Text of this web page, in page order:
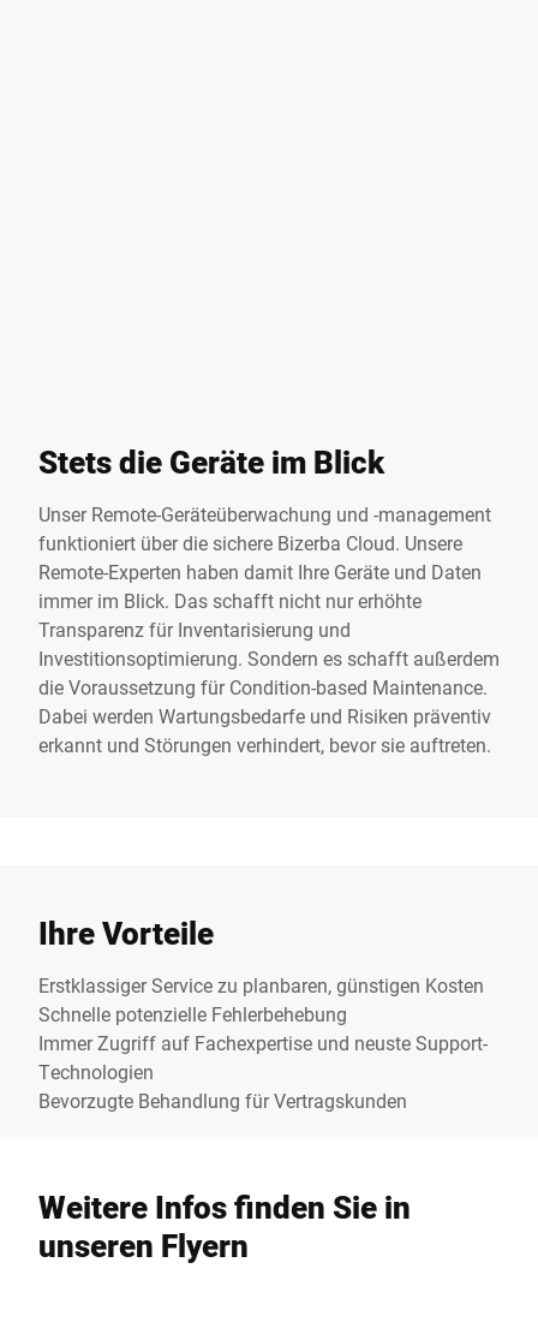
Stets die Geräte im Blick
Unser Remote-Geräteüberwachung und -management
funktioniert über die sichere Bizerba Cloud. Unsere
Remote-Experten haben damit Ihre Geräte und Daten
immer im Blick. Das schafft nicht nur erhöhte
Transparenz für Inventarisierung und
Investitionsoptimierung. Sondern es schafft außerdem
die Voraussetzung für Condition-based Maintenance.
Dabei werden Wartungsbedarfe und Risiken präventiv
erkannt und Störungen verhindert, bevor sie auftreten.
Ihre Vorteile
Erstklassiger Service zu planbaren, günstigen Kosten
Schnelle potenzielle Fehlerbehebung
Immer Zugriff auf Fachexpertise und neuste Support-
Technologien
Bevorzugte Behandlung für Vertragskunden
Weitere Infos finden Sie in
unseren Flyern